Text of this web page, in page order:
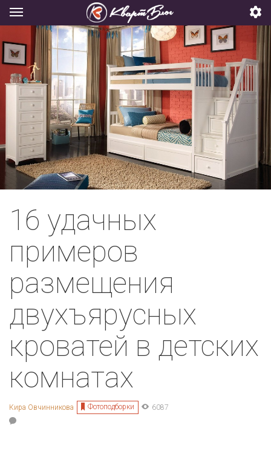
16 удачных
примеров
размещения
двухъярусных
кроватей в детских
комнатах
Кира Овчинникова Фотоподборки 6087